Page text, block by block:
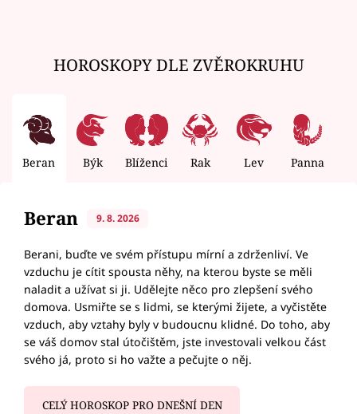
HOROSKOPY DLE ZVĚROKRUHU
Beran Býk Blíženci Rak Lev Panna
Beran 9. 8. 2026
Berani, buďte ve svém přístupu mírní a zdrženliví. Ve
vzduchu je cítit spousta něhy, na kterou byste se měli
naladit a užívat si ji. Udělejte něco pro zlepšení svého
domova. Usmiřte se s lidmi, se kterými žijete, a vyčistěte
vzduch, aby vztahy byly v budoucnu klidné. Do toho, aby
se váš domov stal útočištěm, jste investovali velkou část
svého já, proto si ho važte a pečujte o něj.
CELÝ HOROSKOP PRO DNEŠNÍ DEN